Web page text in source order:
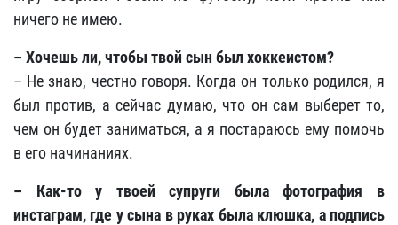
ничего не имею.
– Хочешь ли, чтобы твой сын был хоккеистом?
– Не знаю, честно говоря. Когда он только родился, я
был против, а сейчас думаю, что он сам выберет то,
чем он будет заниматься, а я постараюсь ему помочь
в его начинаниях.
– Как-то у твоей супруги была фотография в
инстаграм, где у сына в руках была клюшка, а подпись